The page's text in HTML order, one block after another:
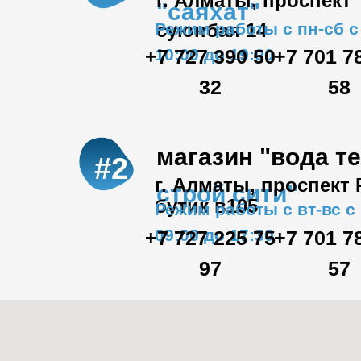
"саяхат"
суюнбая 14
магазин "вода
строй сити"
г. Алматы, проспект
бутик в105
Режим работы с пн-сб с
10:00 до 19:00
Режим работы с вт-вс с
09:00 до 17:30
+7 701
58
+7 727 390 50
32
+7 701
57
+7 727 225 75
97
#2